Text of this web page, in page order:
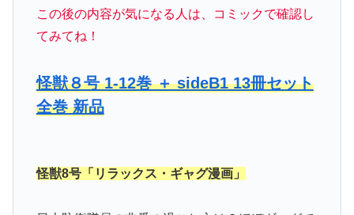
この後の内容が気になる人は、コミックで確認し
てみてね！
怪獣８号 1-12巻 ＋ sideB1 13冊セット
全巻 新品
怪獣8号「リラックス・ギャグ漫画」